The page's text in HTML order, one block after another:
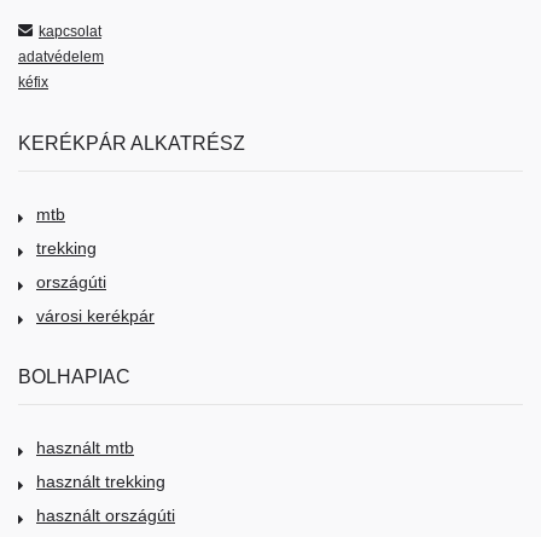
kapcsolat
adatvédelem
kéfix
KERÉKPÁR ALKATRÉSZ
mtb
trekking
országúti
városi kerékpár
BOLHAPIAC
használt mtb
használt trekking
használt országúti